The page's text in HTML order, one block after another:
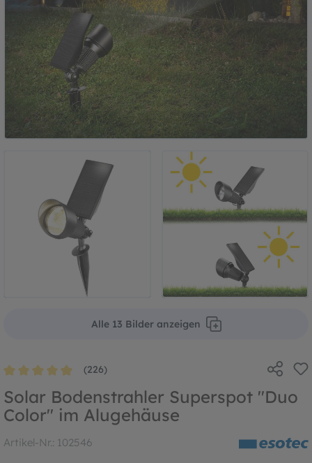
Alle 13 Bilder anzeigen
(226)
Solar Bodenstrahler Superspot "Duo
Color" im Alugehäuse
Artikel-Nr.: 102546